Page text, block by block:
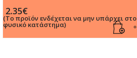
2.35€
(Το προϊόν ενδέχεται να μην υπάρχει στο
φυσικό κατάστημα)